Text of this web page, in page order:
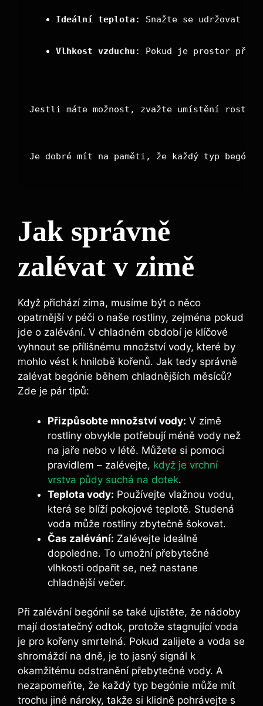
Ideální teplota: Snažte se udržovat
Vlhkost vzduchu : Pokud je prostor příliš
Jestli máte možnost, zvažte umístění
Je dobré mít na paměti, že každý typ
Jak správně
zalévat v zimě
Když přichází zima, musíme být o něco
opatrnější v péči o naše rostliny, zejména pokud
jde o zalévání. V chladném období je klíčové
vyhnout se přílišnému množství vody, které by
mohlo vést k hnilobě kořenů. Jak tedy správně
zalévat begónie během chladnějších měsíců?
Zde je pár tipů:
Přizpůsobte množství vody: V zimě
rostliny obvykle potřebují méně vody než
na jaře nebo v létě. Můžete si pomoci
pravidlem – zalévejte, když je vrchní
vrstva půdy suchá na dotek.
Teplota vody: Používejte vlažnou vodu,
která se blíží pokojové teplotě. Studená
voda může rostliny zbytečně šokovat.
Čas zalévání: Zalévejte ideálně
dopoledne. To umožní přebytečné
vlhkosti odpařit se, než nastane
chladnější večer.
Při zalévání begónií se také ujistěte, že nádoby
mají dostatečný odtok, protože stagnující voda
je pro kořeny smrtelná. Pokud zalijete a voda se
shromáždí na dně, je to jasný signál k
okamžitému odstranění přebytečné vody. A
nezapomeňte, že každý typ begónie může mít
trochu jiné nároky, takže si klidně pohrávejte s